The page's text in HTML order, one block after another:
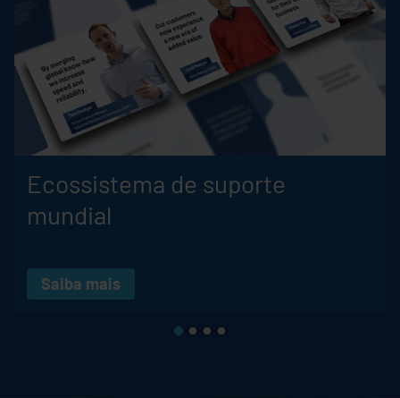
Ecossistema de suporte
mundial
Saiba mais